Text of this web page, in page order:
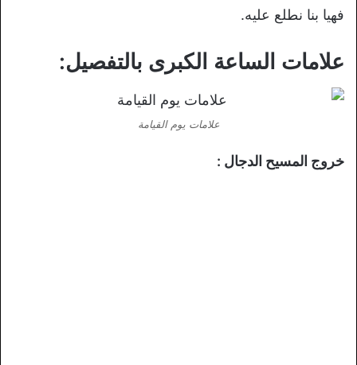
فهيا بنا نطلع عليه.
علامات الساعة الكبرى بالتفصيل:
علامات يوم القيامة
خروج المسيح الدجال :